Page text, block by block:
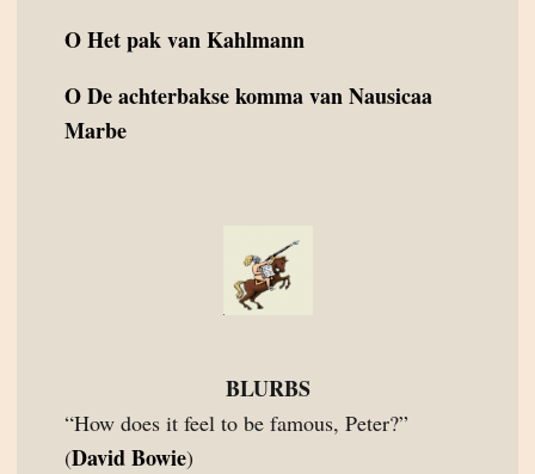
OHet pak van Kahlmann
ODe achterbakse komma van Nausicaa
Marbe
BLURBS
“How does it feel to be famous, Peter?”
(David Bowie)